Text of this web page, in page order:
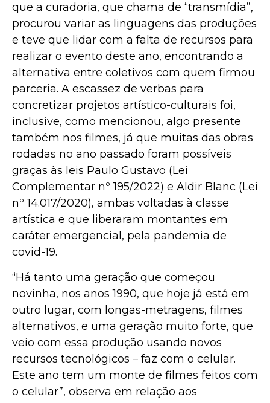
que a curadoria, que chama de “transmídia”,
procurou variar as linguagens das produções
e teve que lidar com a falta de recursos para
realizar o evento deste ano, encontrando a
alternativa entre coletivos com quem firmou
parceria. A escassez de verbas para
concretizar projetos artístico-culturais foi,
inclusive, como mencionou, algo presente
também nos filmes, já que muitas das obras
rodadas no ano passado foram possíveis
graças às leis Paulo Gustavo (Lei
Complementar nº 195/2022) e Aldir Blanc (Lei
nº 14.017/2020), ambas voltadas à classe
artística e que liberaram montantes em
caráter emergencial, pela pandemia de
covid-19.
“Há tanto uma geração que começou
novinha, nos anos 1990, que hoje já está em
outro lugar, com longas-metragens, filmes
alternativos, e uma geração muito forte, que
veio com essa produção usando novos
recursos tecnológicos – faz com o celular.
Este ano tem um monte de filmes feitos com
o celular”, observa em relação aos